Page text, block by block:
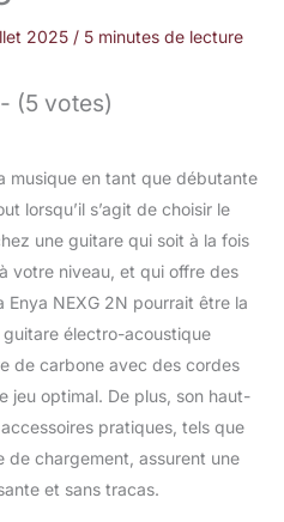
2025 / 5 minutes de lecture
(5 votes)
musique en tant que débutante
lorsqu’il s’agit de choisir le
une guitare qui soit à la fois
votre niveau, et qui offre des
NEXG 2N pourrait être la
électro-acoustique
de carbone avec des cordes
jeu optimal. De plus, son haut-
pratiques, tels que
de chargement, assurent une
et sans tracas.